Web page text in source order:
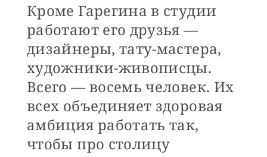
Кроме Гарегина в студии
работают его друзья —
дизайнеры, тату-мастера,
художники-живописцы.
Всего — восемь человек. Их
всех объединяет здоровая
амбиция работать так,
чтобы про столицу